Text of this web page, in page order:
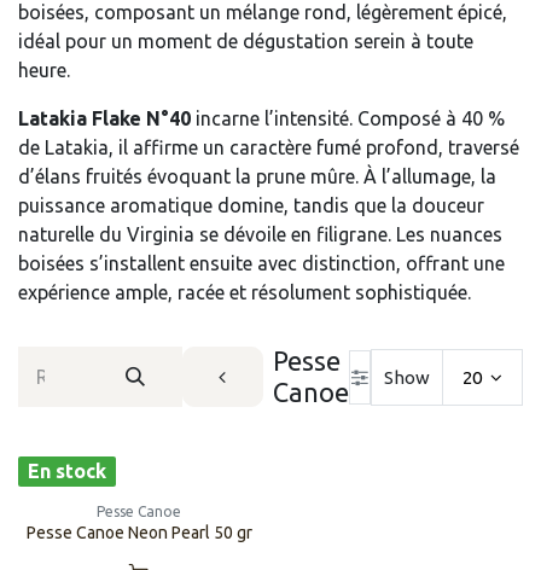
boisées, composant un mélange rond, légèrement épicé,
idéal pour un moment de dégustation serein à toute
heure.
Latakia Flake N°40 incarne l’intensité. Composé à 40 %
de Latakia, il affirme un caractère fumé profond, traversé
d’élans fruités évoquant la prune mûre. À l’allumage, la
puissance aromatique domine, tandis que la douceur
naturelle du Virginia se dévoile en filigrane. Les nuances
boisées s’installent ensuite avec distinction, offrant une
expérience ample, racée et résolument sophistiquée.
Pesse
Canoe
Show 20
En stock
Pesse Canoe
Pesse Canoe Neon Pearl 50 gr